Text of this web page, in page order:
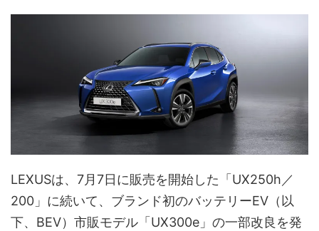
LEXUSは、7月7日に販売を開始した「UX250h／
200」に続いて、ブランド初のバッテリーEV（以
下、BEV）市販モデル「UX300e」の一部改良を発